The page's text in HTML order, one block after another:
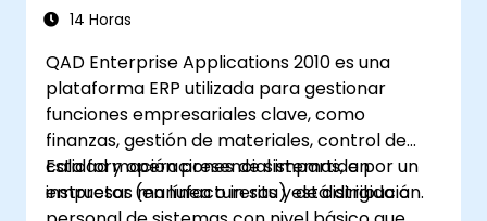
14 Horas
QAD Enterprise Applications 2010 es una
plataforma ERP utilizada para gestionar
funciones empresariales clave, como
finanzas, gestión de materiales, control de
calidad y operaciones de sistemas, en
empresas manufactureras y de distribución.
Esta formación presencial impartida por un
instructor (en línea o in situ) está dirigida a